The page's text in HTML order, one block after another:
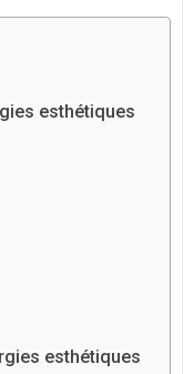
esthétiques
esthétiques